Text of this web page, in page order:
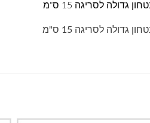
גדולה לסריגה 15 ס"מ
גדולה לסריגה 15 ס"מ